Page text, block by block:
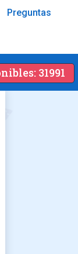
Preguntas
31991